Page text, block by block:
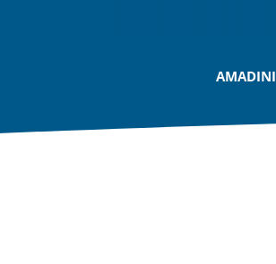
AMADINI